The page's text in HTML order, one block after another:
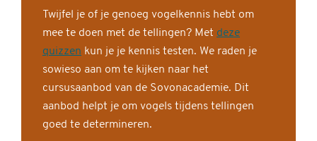
Twijfel je of je genoeg vogelkennis hebt om
mee te doen met de tellingen? Met deze
quizzen kun je je kennis testen. We raden je
sowieso aan om te kijken naar het
cursusaanbod van de Sovonacademie. Dit
aanbod helpt je om vogels tijdens tellingen
goed te determineren.